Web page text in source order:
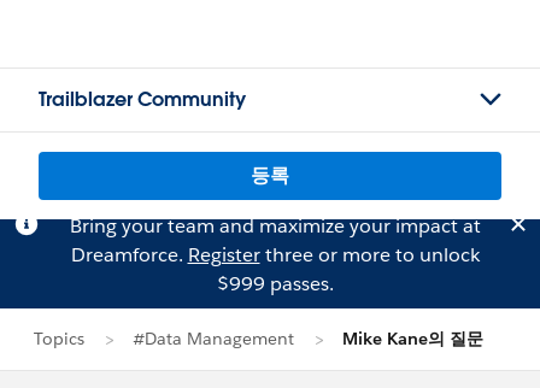
Trailblazer Community
등록
Bring your team and maximize your impact at
Dreamforce. Registerthree or more to unlock
$999 passes.
Topics #Data Management Mike Kane의 질문